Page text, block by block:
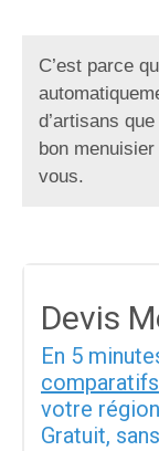
C’est parce
d’artisans
bon
vous.
Devis
En 5
comparatifs
votre
Gratuit,